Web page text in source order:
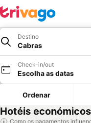
Destino
Cabras
Check-in/out
Escolha as datas
Ordenar
Hotéis
Como os pagamentos